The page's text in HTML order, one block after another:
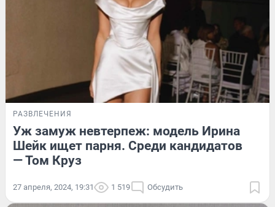
РАЗВЛЕЧЕНИЯ
Уж замуж невтерпеж: модель Ирина
Шейк ищет парня. Среди кандидатов
— Том Круз
27 апреля, 2024, 19:31 1 519 Обсудить